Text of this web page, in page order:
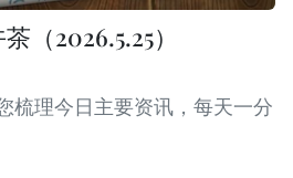
（2026.5.25）
梳理今日主要资讯，每天一分